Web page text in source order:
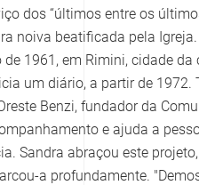
dos “últimos entre os
noiva beatificada pela Igreja.
1961, em Rimini, cidade da
um diário, a partir de 1972.
Benzi, fundador da
e ajuda a
Sandra abraçou este
a profundamente.